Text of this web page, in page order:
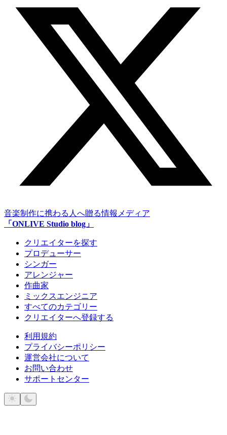
音楽制作に携わる人へ贈る情報メディア
「ONLIVE Studio blog」
クリエイターを探す
プロデューサー
シンガー
アレンジャー
作曲家
ミックスエンジニア
すべてのカテゴリー
クリエイターへ登録する
利用規約
プライバシーポリシー
運営会社について
お問い合わせ
サポートセンター